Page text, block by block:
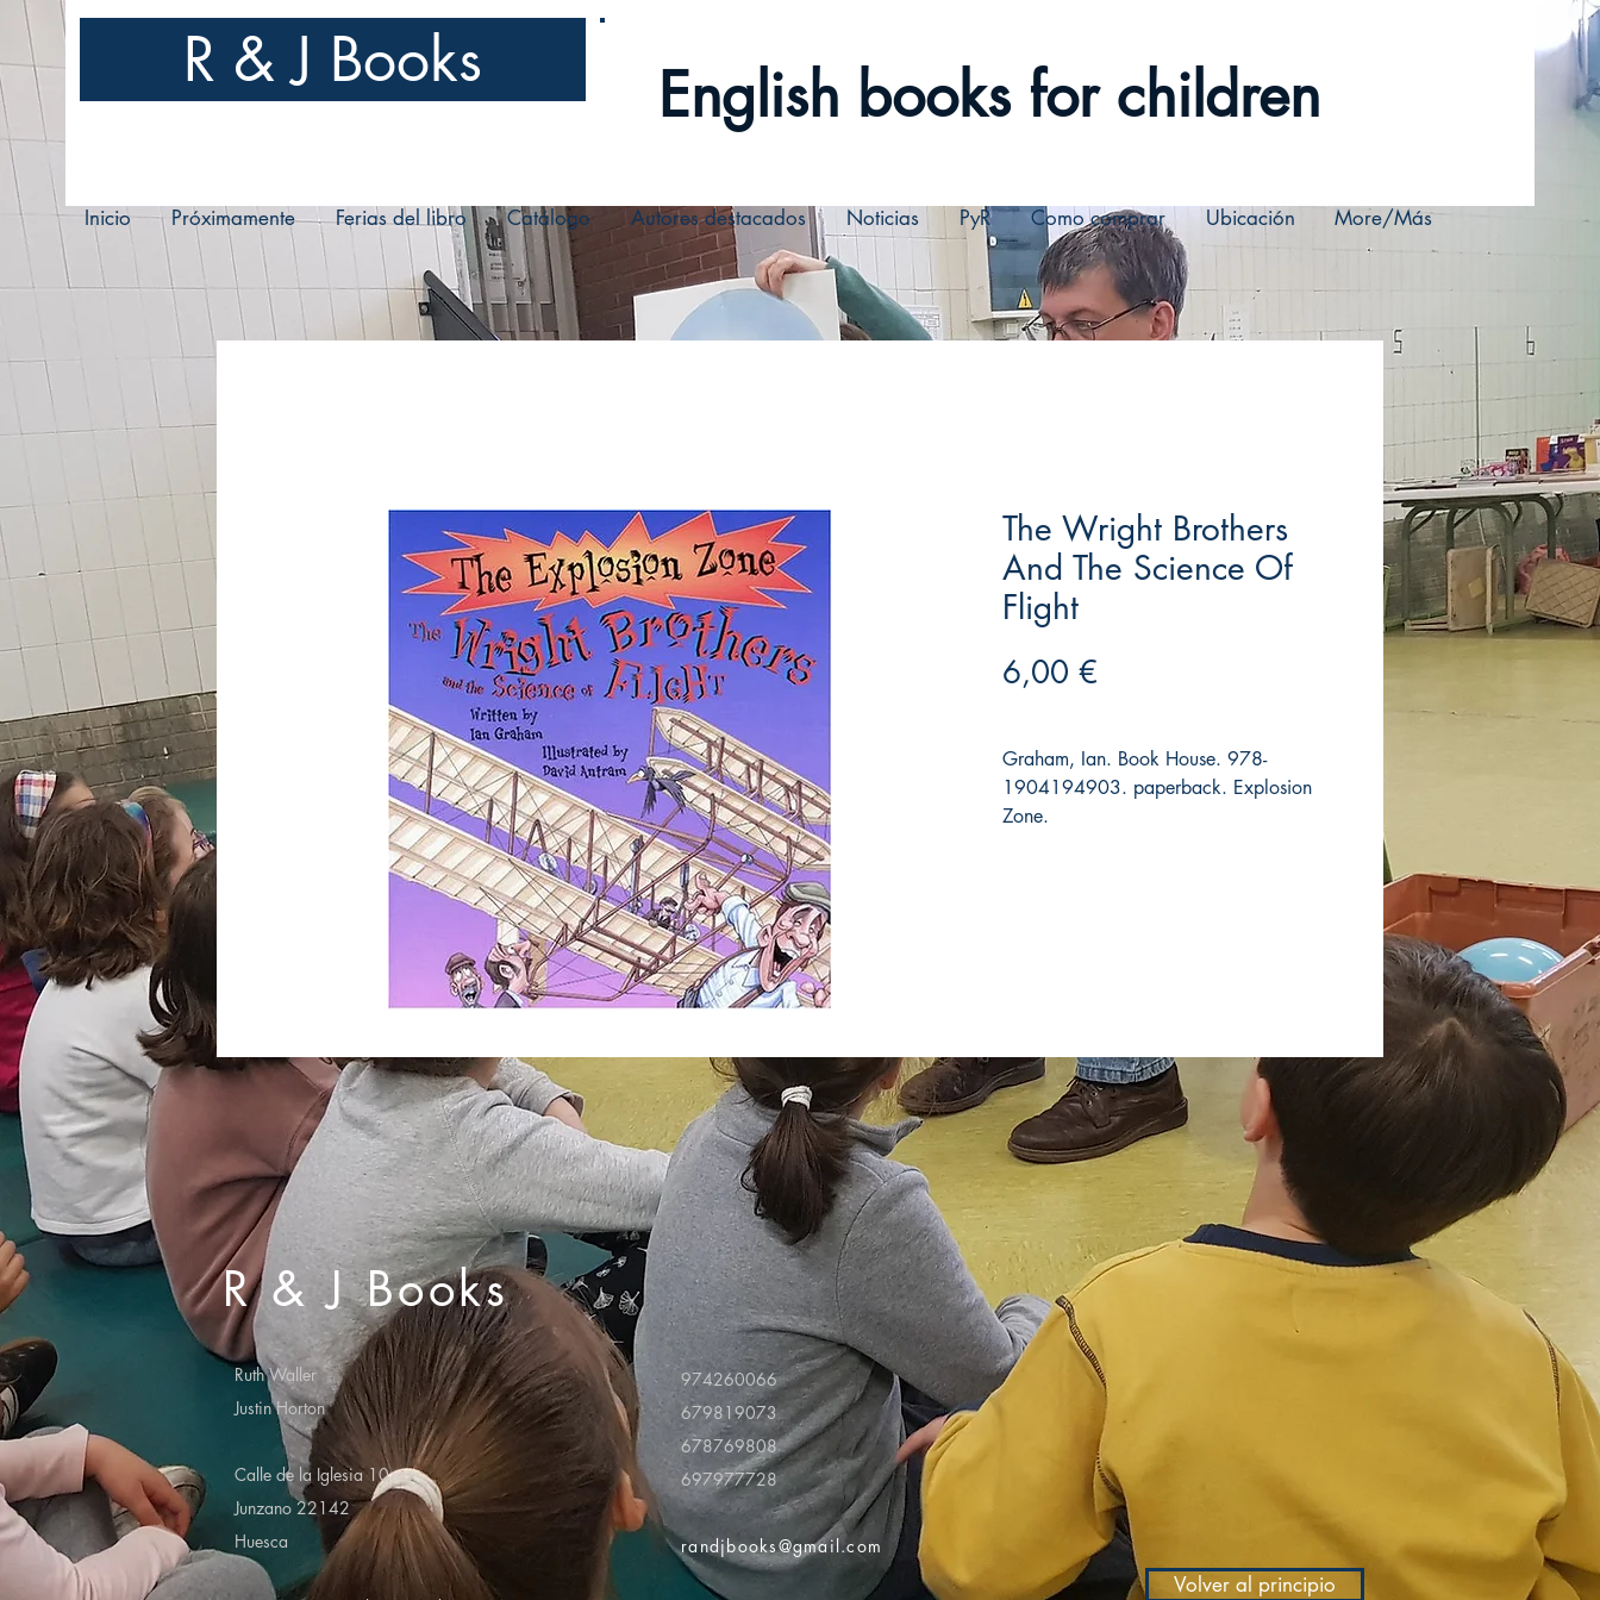
English books for children
R & J Books
Inicio Próximamente Ferias del libro Catálogo Autores destacados Noticias PyR Como comprar Ubicación More/Más
The Wright Brothers
And The Science Of
Flight
6,00 €
Graham, Ian. Book House. 978-
1904194903. paperback. Explosion
Zone.
R & J Books
Ruth Waller
Justin Horton
Calle de la Iglesia 10
Junzano 22142
Huesca
974260066
679819073
678769808
697977728
randjbooks@gmail.com
Volver al principio